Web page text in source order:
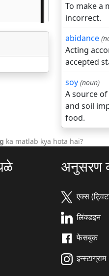
To make a
incorrect.
abidance
Acting
accepted
soy (noun)
A source
and soil
food.
ka matlab kya hota hai?
अनुसरण
एक्स
लिंक्डइन
फेसबुक
इन्स्टाग्राम